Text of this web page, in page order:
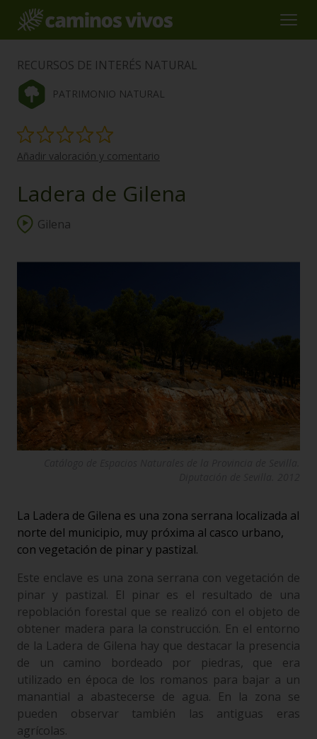
RECURSOS DE INTERÉS NATURAL
PATRIMONIO NATURAL
Añadir valoración y comentario
Ladera de Gilena
Gilena
La Ladera de Gilena es una zona serrana localizada al
norte del municipio, muy próxima al casco urbano,
con vegetación de pinar y pastizal.
Este enclave es una zona serrana con vegetación de
pinar y pastizal. El pinar es el resultado de una
repoblación forestal que se realizó con el objeto de
obtener madera para la construcción. En el entorno
de la Ladera de Gilena hay que destacar la presencia
de un camino bordeado por piedras, que era
utilizado en época de los romanos para bajar a un
manantial a abastecerse de agua. En la zona se
pueden observar también las antiguas eras
agrícolas.